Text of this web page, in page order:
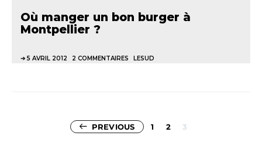
Où manger un bon burger à
Montpellier ?
5 AVRIL 2012 2 COMMENTAIRES LESUD
Pagination
PREVIOUS 1 2 3